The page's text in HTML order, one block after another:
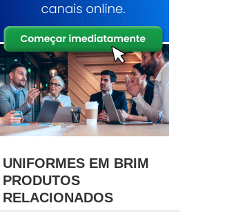
UNIFORMES EM BRIM
PRODUTOS
RELACIONADOS